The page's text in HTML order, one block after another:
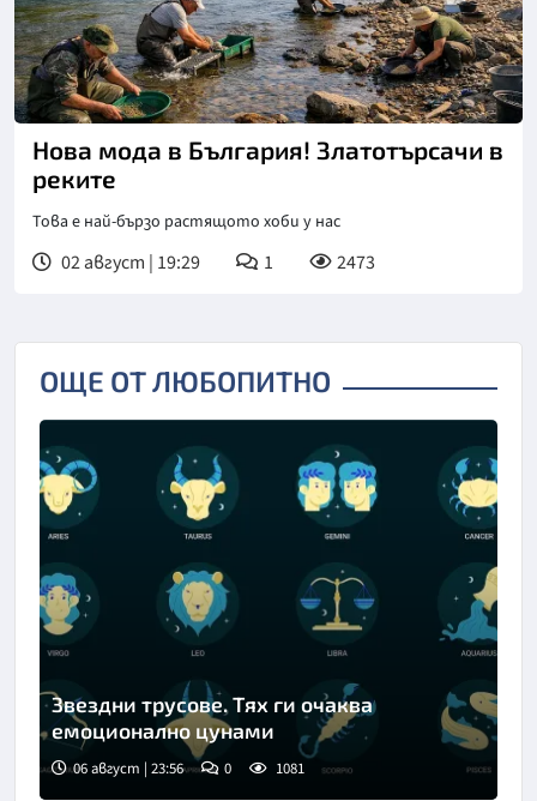
Нова мода в България! Златотърсачи в
реките
Това е най-бързо растящото хоби у нас
02 август | 19:29 1 2473
ОЩЕ ОТ ЛЮБОПИТНО
Снимка: Freepik
Звездни трусове. Тях ги очаква
емоционално цунами
06 август | 23:56 0 1081